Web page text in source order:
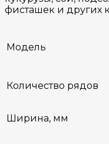
фисташек и других
Модель
Количество рядов
Ширина, мм